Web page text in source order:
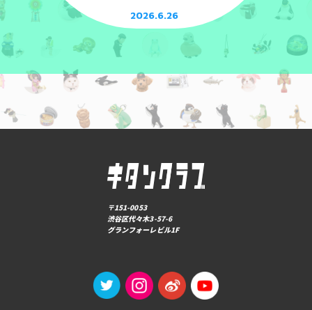
2026.6.26
〒151-0053
渋谷区代々木3-57-6
グランフォーレビル1F